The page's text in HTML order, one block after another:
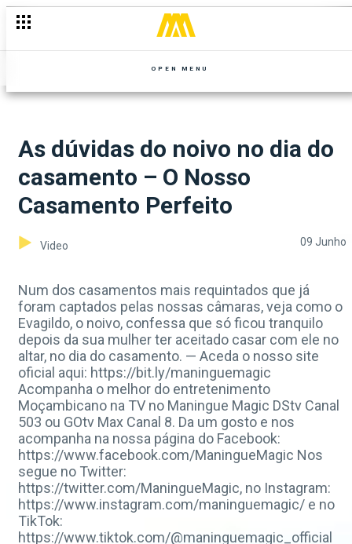
OPEN MENU
As dúvidas do noivo no dia do
casamento – O Nosso
Casamento Perfeito
Video 09 Junho
Num dos casamentos mais requintados que já
foram captados pelas nossas câmaras, veja como o
Evagildo, o noivo, confessa que só ficou tranquilo
depois da sua mulher ter aceitado casar com ele no
altar, no dia do casamento. — Aceda o nosso site
oficial aqui: https://bit.ly/maninguemagic
Acompanha o melhor do entretenimento
Moçambicano na TV no Maningue Magic DStv Canal
503 ou GOtv Max Canal 8. Da um gosto e nos
acompanha na nossa página do Facebook:
https://www.facebook.com/ManingueMagic Nos
segue no Twitter:
https://twitter.com/ManingueMagic, no Instagram:
https://www.instagram.com/maninguemagic/ e no
TikTok:
https://www.tiktok.com/@maninguemagic_official